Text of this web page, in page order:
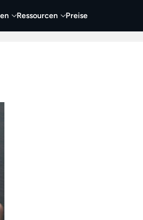
Ressourcen Preise
Video Visueller Content